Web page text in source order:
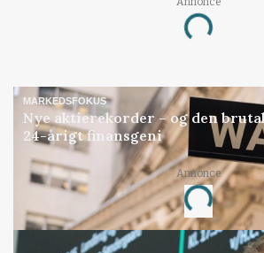
Loading...
MARKEDSFOKUS
Nye aktierekorder – og den
24-årigt finansgeni
Annonce
Loading...